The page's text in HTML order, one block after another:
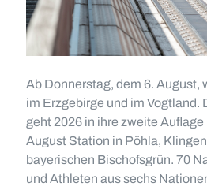
Ab Donnerstag, dem 6. August,
im Erzgebirge und im Vogtland.
geht 2026 in ihre zweite
August Station in Pöhla,
bayerischen Bischofsgrün. 70
und Athleten aus sechs